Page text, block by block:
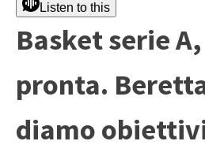
Listen to this
Basket serie
pronta.
diamo